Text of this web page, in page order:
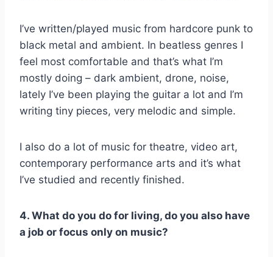
I’ve written/played music from hardcore punk to
black metal and ambient. In beatless genres I
feel most comfortable and that’s what I’m
mostly doing – dark ambient, drone, noise,
lately I’ve been playing the guitar a lot and I’m
writing tiny pieces, very melodic and simple.
I also do a lot of music for theatre, video art,
contemporary performance arts and it’s what
I’ve studied and recently finished.
4. What do you do for living, do you also have
a job or focus only on music?